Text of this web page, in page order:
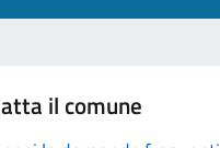
il comune